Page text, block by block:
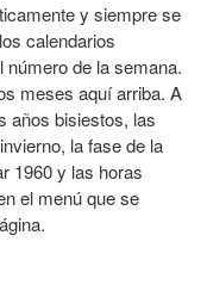
y siempre se
calendarios
de la semana.
meses aquí arriba. A
años bisiestos, las
la fase de la
1960 y las horas
el menú que se